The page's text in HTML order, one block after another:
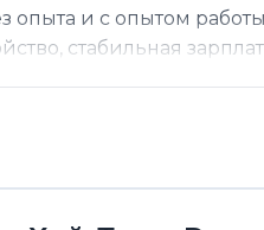
и с опытом
стабильная